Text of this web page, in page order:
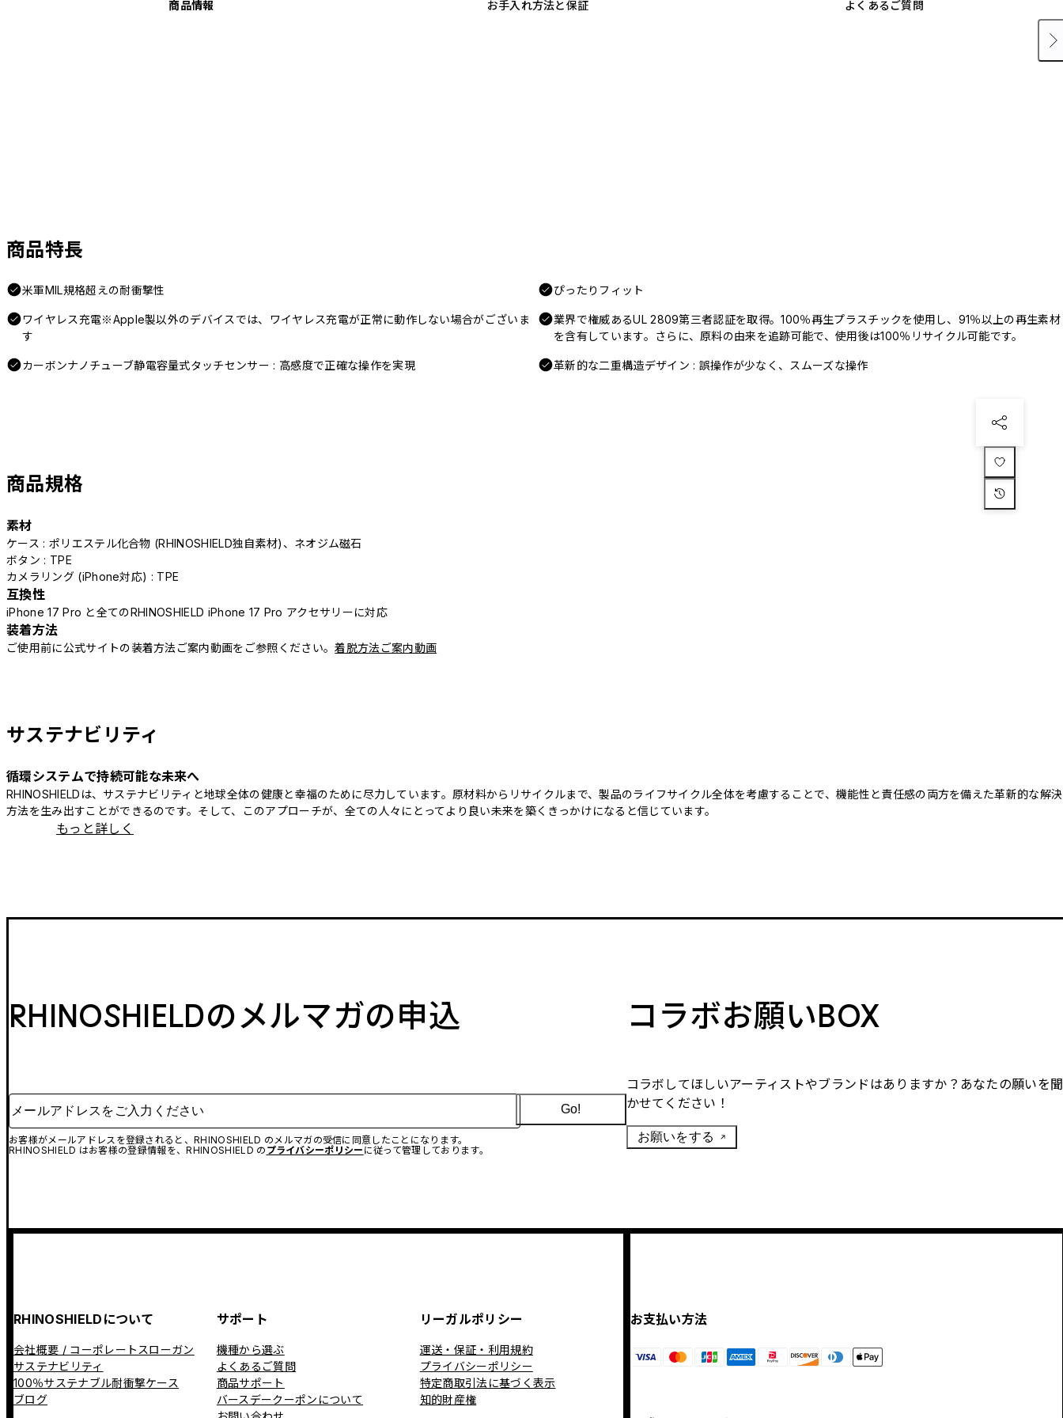
商品情報 お手入れ方法と保証 よくあるご質問
商品特長
米軍MIL規格超えの耐衝撃性 ぴったりフィット
ワイヤレス充電※Apple製以外のデバイスでは、ワイヤレス充電が正常に動作しない場合がございま
す
業界で権威あるUL 2809第三者認証を取得。100％再生プラスチックを使用し、91％以上の再生素材
を含有しています。さらに、原料の由来を追跡可能で、使用後は100％リサイクル可能です。
カーボンナノチューブ静電容量式タッチセンサー : 高感度で正確な操作を実現 革新的な二重構造デザイン : 誤操作が少なく、スムーズな操作
商品規格
素材
ケース : ポリエステル化合物 (RHINOSHIELD独自素材)、ネオジム磁石
ボタン : TPE
カメラリング (iPhone対応) : TPE
互換性
iPhone 17 Pro と全てのRHINOSHIELD iPhone 17 Pro アクセサリーに対応
装着方法
ご使用前に公式サイトの装着方法ご案内動画をご参照ください。着脱方法ご案内動画
サステナビリティ
循環システムで持続可能な未来へ
RHINOSHIELDは、サステナビリティと地球全体の健康と幸福のために尽力しています。原材料からリサイクルまで、製品のライフサイクル全体を考慮することで、機能性と責任感の両方を備えた革新的な解決
方法を生み出すことができるのです。そして、このアプローチが、全ての人々にとってより良い未来を築くきっかけになると信じています。
もっと詳しく
RHINOSHIELDのメルマガの申込
メールアドレスをご入力ください
お客様がメールアドレスを登録されると、RHINOSHIELD のメルマガの受信に同意したことになります。
RHINOSHIELD はお客様の登録情報を、RHINOSHIELD の プライバシーポリシー に従って管理しております。
Go!
コラボお願いBOX
コラボしてほしいアーティストやブランドはありますか？あなたの願いを聞
かせてください！
お願いをする
RHINOSHIELDについて
会社概要 / コーポレートスローガン
サステナビリティ
100％サステナブル耐衝撃ケース
ブログ
サポート
機種から選ぶ
よくあるご質問
商品サポート
バースデークーポンについて
リーガルポリシー
運送・保証・利用規約
プライバシーポリシー
特定商取引法に基づく表示
知的財産権
お支払い方法